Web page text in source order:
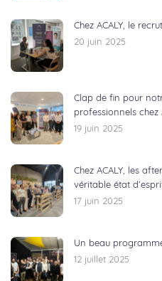
Chez ACALY, le
20 juin 2025
Clap de fin pour
professionnels chez
19 juin 2025
Chez ACALY, les
véritable état
17 juin 2025
Un beau
12 juillet 2025